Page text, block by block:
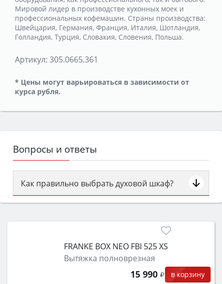
Мировой лидер в производстве кухонных моек и
профессиональных кофемашин. Страны производства:
Швейцария, Германия, Франция, Италия, Шотландия,
Голландия, Турция, Словакия, Словения, Польша.
Артикул: 305.0665.361
* Цены могут варьироваться в зависимости от
курса рубля.
Вопросы и ответы
Как правильно выбрать духовой шкаф?
Сначала определитесь с типом (газовый или
затем смотрите на объём 50–70 л для семьи,
функции (конвекция, гриль, самоочистка,
защита от детей).
FRANKE BOX NEO FBI 525 XS
Вытяжка полноврезная
15 990 в корзину